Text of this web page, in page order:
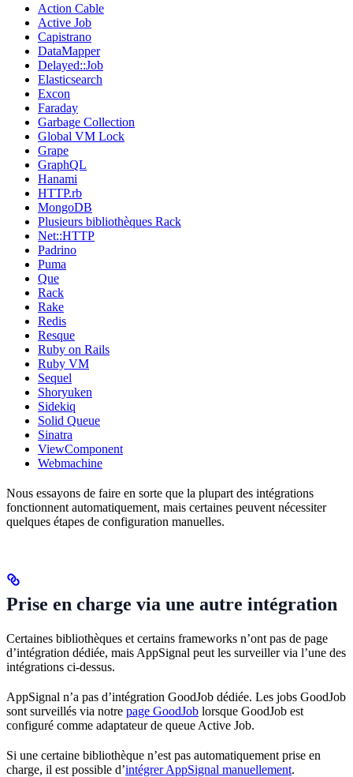
Action Cable
Active Job
Capistrano
DataMapper
Delayed::Job
Elasticsearch
Excon
Faraday
Garbage Collection
Global VM Lock
Grape
GraphQL
Hanami
HTTP.rb
MongoDB
Plusieurs bibliothèques Rack
Net::HTTP
Padrino
Puma
Que
Rack
Rake
Redis
Resque
Ruby on Rails
Ruby VM
Sequel
Shoryuken
Sidekiq
Solid Queue
Sinatra
ViewComponent
Webmachine
Nous essayons de faire en sorte que la plupart des intégrations
fonctionnent automatiquement, mais certaines peuvent nécessiter
quelques étapes de configuration manuelles.
Prise en charge via une autre intégration
Certaines bibliothèques et certains frameworks n’ont pas de page
d’intégration dédiée, mais AppSignal peut les surveiller via l’une des
intégrations ci-dessus.
AppSignal n’a pas d’intégration GoodJob dédiée. Les jobs GoodJob
sont surveillés via notre page GoodJob lorsque GoodJob est
configuré comme adaptateur de queue Active Job.
Si une certaine bibliothèque n’est pas automatiquement prise en
charge, il est possible d’intégrer AppSignal manuellement.